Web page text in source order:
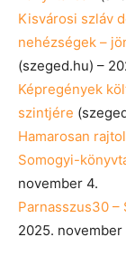
Kisvárosi szláv
nehézségek –
(szeged.hu) –
Képregények
szintjére
Hamarosan
Somogyi-
november 4.
Parnasszus30 –
2025. november